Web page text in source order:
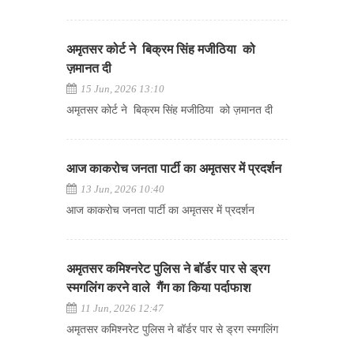
अमृतसर कोर्ट ने बिक्रम सिंह मजीठिया को
ज़मानत दी
15 Jun, 2026 13:10
अमृतसर कोर्ट ने बिक्रम सिंह मजीठिया को ज़मानत दी
आज काकरोच जनता पार्टी का अमृतसर में प्रदर्शन
13 Jun, 2026 10:40
आज काकरोच जनता पार्टी का अमृतसर में प्रदर्शन
अमृतसर कमिश्नरेट पुलिस ने बॉर्डर पार से ड्रग
स्मगलिंग करने वाले गैंग का किया पर्दाफाश
11 Jun, 2026 12:47
अमृतसर कमिश्नरेट पुलिस ने बॉर्डर पार से ड्रग स्मगलिंग